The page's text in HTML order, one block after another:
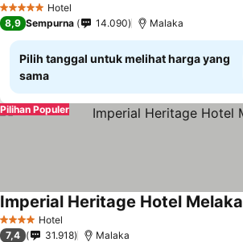
5 Bintang Hotel
8,9 Sempurna 14.090 Malaka
Pilih tanggal untuk melihat harga yang
sama
Pilihan Populer
4 BintangHotel
Imperial Heritage Hotel Melaka
7,4 31.918 Malaka